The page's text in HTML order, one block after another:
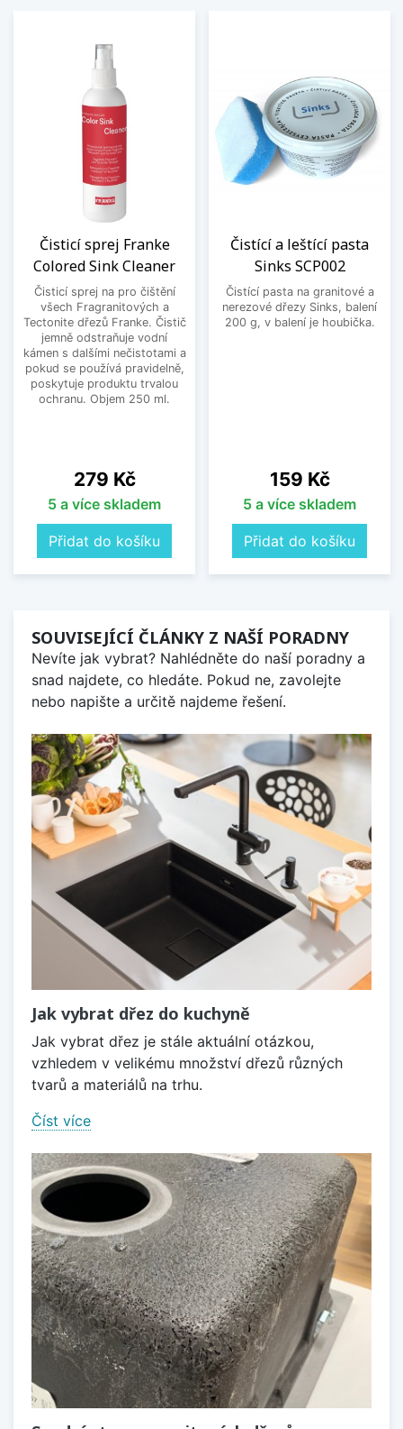
Čisticí sprej Franke
Colored Sink Cleaner
Čisticí sprej na pro čištění
všech Fragranitových a
Tectonite dřezů Franke. Čistič
jemně odstraňuje vodní
kámen s dalšími nečistotami a
pokud se používá pravidelně,
poskytuje produktu trvalou
ochranu. Objem 250 ml.
Cena
279 Kč
5 a více skladem
Přidat do košíku
Čistící a leštící pasta
Sinks SCP002
Čistící pasta na granitové a
nerezové dřezy Sinks, balení
200 g, v balení je houbička.
Cena
159 Kč
5 a více skladem
Přidat do košíku
SOUVISEJÍCÍ ČLÁNKY Z NAŠÍ PORADNY
Nevíte jak vybrat? Nahlédněte do naší poradny a
snad najdete, co hledáte. Pokud ne, zavolejte
nebo napište a určitě najdeme řešení.
Jak vybrat dřez do kuchyně
Jak vybrat dřez je stále aktuální otázkou,
vzhledem v velikému množství dřezů různých
tvarů a materiálů na trhu.
Číst více